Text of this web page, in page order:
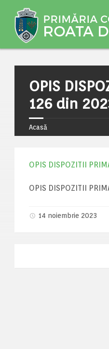
OPIS
126 din
Acasă
OPIS DISPOZITII
OPIS DISPOZITII
14 noiembrie 2023